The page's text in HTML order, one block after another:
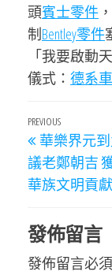
頭賓士零件
制Bentley零件
「我要啟動天
儀式： 德系
文
章
導
Previous
Post
PREVIOUS
華樂界元
議老鄭朝吉
華族文明貢
發佈留言
發佈留言必